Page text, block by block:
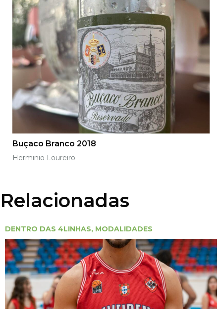
Buçaco Branco 2018
Herminio Loureiro
Relacionadas
DENTRO DAS 4LINHAS, MODALIDADES